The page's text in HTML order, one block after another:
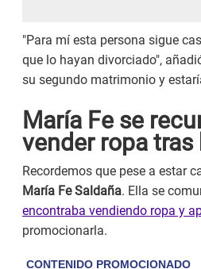
"Para mí esta persona sigue
que lo hayan divorciado",
su segundo matrimonio y
María Fe se
vender ropa
Recordemos que pese a estar
María Fe Saldaña. Ella se
encontraba vendiendo ropa y
promocionarla.